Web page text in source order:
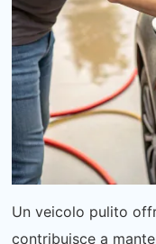
Un veicolo pulito
contribuisce a